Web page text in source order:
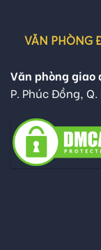
VĂN PHÒNG
Văn phòng giao
P. Phúc Đồng,